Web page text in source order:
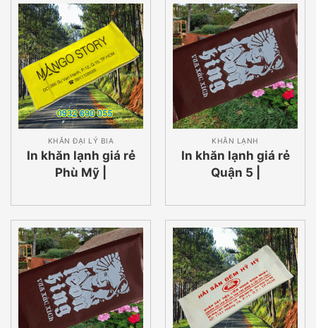
KHĂN ĐẠI LÝ BIA
In khăn lạnh giá rẻ
Phù Mỹ |
KHĂN LẠNH
In khăn lạnh giá rẻ
Quận 5 |